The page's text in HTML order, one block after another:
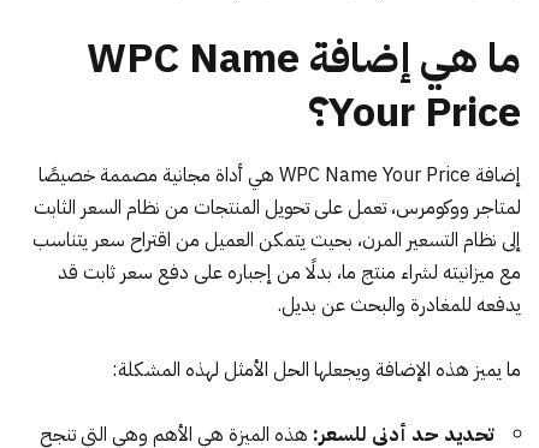
ما هي إضافة WPC Name
Your Price؟
إضافة WPC Name Your Price هي أداة مجانية مصممة خصيصًا
لمتاجر ووكومرس، تعمل على تحويل المنتجات من نظام السعر الثابت
إلى نظام التسعير المرن، بحيث يتمكن العميل من اقتراح سعر يتناسب
مع ميزانيته لشراء منتج ما، بدلًا من إجباره على دفع سعر ثابت قد
يدفعه للمغادرة والبحث عن بديل.
ما يميز هذه الإضافة ويجعلها الحل الأمثل لهذه المشكلة:
تحديد حد أدنى للسعر: هذه الميزة هي الأهم وهي التي تنجح